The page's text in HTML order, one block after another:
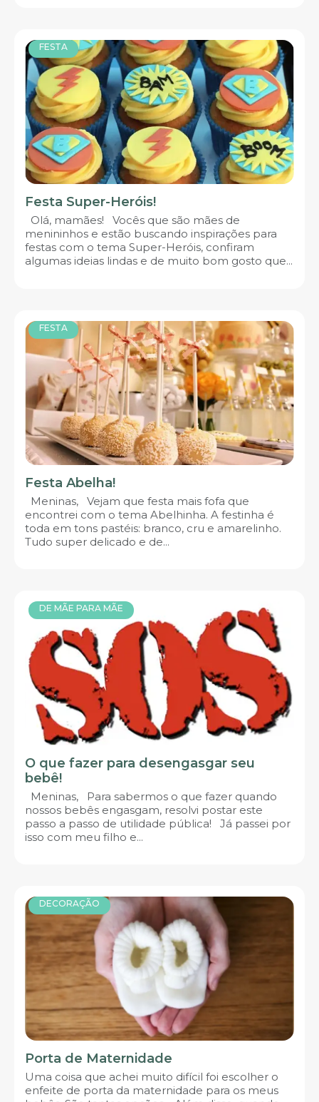
FESTA
Festa Super-Heróis!
Olá, mamães! Vocês que são mães de
menininhos e estão buscando inspirações para
festas com o tema Super-Heróis, confiram
algumas ideias lindas e de muito bom gosto que...
FESTA
Festa Abelha!
Meninas, Vejam que festa mais fofa que
encontrei com o tema Abelhinha. A festinha é
toda em tons pastéis: branco, cru e amarelinho.
Tudo super delicado e de...
DE MÃE PARA MÃE
O que fazer para desengasgar seu
bebê!
Meninas, Para sabermos o que fazer quando
nossos bebês engasgam, resolvi postar este
passo a passo de utilidade pública! Já passei por
isso com meu filho e...
DECORAÇÃO
Porta de Maternidade
Uma coisa que achei muito difícil foi escolher o
enfeite de porta da maternidade para os meus